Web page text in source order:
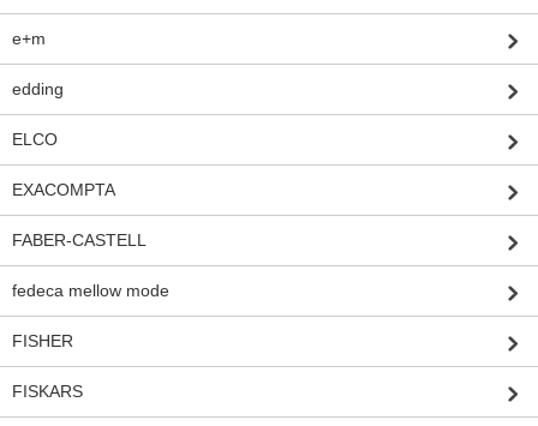
e+m
edding
ELCO
EXACOMPTA
FABER-CASTELL
fedeca mellow mode
FISHER
FISKARS